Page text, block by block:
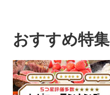
おすすめ特集